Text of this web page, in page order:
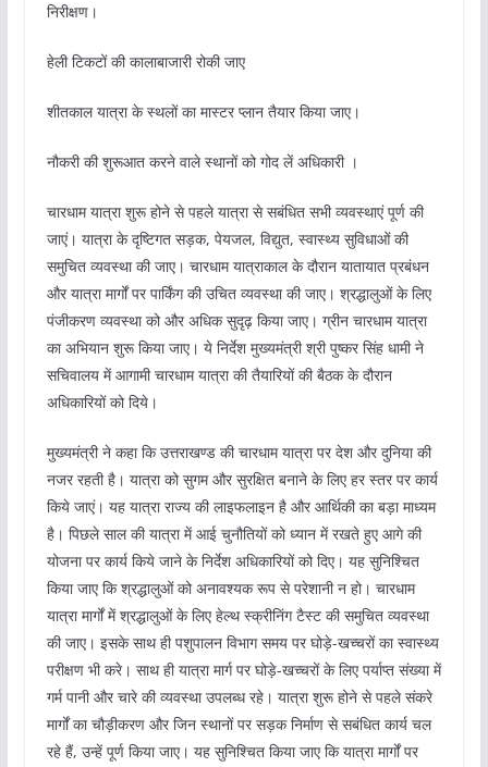
निरीक्षण।
हेली टिकटों की कालाबाजारी रोकी जाए
शीतकाल यात्रा के स्थलों का मास्टर प्लान तैयार किया जाए।
नौकरी की शुरूआत करने वाले स्थानों को गोद लें अधिकारी ।
चारधाम यात्रा शुरू होने से पहले यात्रा से सबंधित सभी व्यवस्थाएं पूर्ण की
जाएं। यात्रा के दृष्टिगत सड़क, पेयजल, विद्युत, स्वास्थ्य सुविधाओं की
समुचित व्यवस्था की जाए। चारधाम यात्राकाल के दौरान यातायात प्रबंधन
और यात्रा मार्गों पर पार्किंग की उचित व्यवस्था की जाए। श्रद्धालुओं के लिए
पंजीकरण व्यवस्था को और अधिक सुदृढ़ किया जाए। ग्रीन चारधाम यात्रा
का अभियान शुरू किया जाए। ये निर्देश मुख्यमंत्री श्री पुष्कर सिंह धामी ने
सचिवालय में आगामी चारधाम यात्रा की तैयारियों की बैठक के दौरान
अधिकारियों को दिये।
मुख्यमंत्री ने कहा कि उत्तराखण्ड की चारधाम यात्रा पर देश और दुनिया की
नजर रहती है। यात्रा को सुगम और सुरक्षित बनाने के लिए हर स्तर पर कार्य
किये जाएं। यह यात्रा राज्य की लाइफलाइन है और आर्थिकी का बड़ा माध्यम
है। पिछले साल की यात्रा में आई चुनौतियों को ध्यान में रखते हुए आगे की
योजना पर कार्य किये जाने के निर्देश अधिकारियों को दिए। यह सुनिश्चित
किया जाए कि श्रद्धालुओं को अनावश्यक रूप से परेशानी न हो। चारधाम
यात्रा मार्गों में श्रद्धालुओं के लिए हेल्थ स्क्रीनिंग टैस्ट की समुचित व्यवस्था
की जाए। इसके साथ ही पशुपालन विभाग समय पर घोड़े-खच्चरों का स्वास्थ्य
परीक्षण भी करे। साथ ही यात्रा मार्ग पर घोड़े-खच्चरों के लिए पर्याप्त संख्या में
गर्म पानी और चारे की व्यवस्था उपलब्ध रहे। यात्रा शुरू होने से पहले संकरे
मार्गों का चौड़ीकरण और जिन स्थानों पर सड़क निर्माण से सबंधित कार्य चल
रहे हैं, उन्हें पूर्ण किया जाए। यह सुनिश्चित किया जाए कि यात्रा मार्गों पर